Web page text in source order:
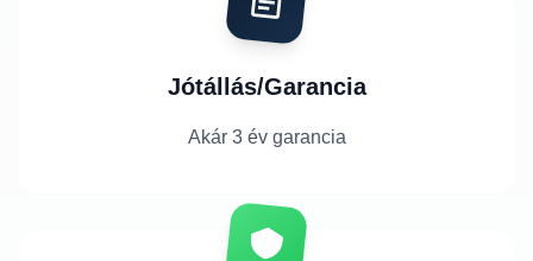
Jótállás/Garancia
Akár 3 év garancia